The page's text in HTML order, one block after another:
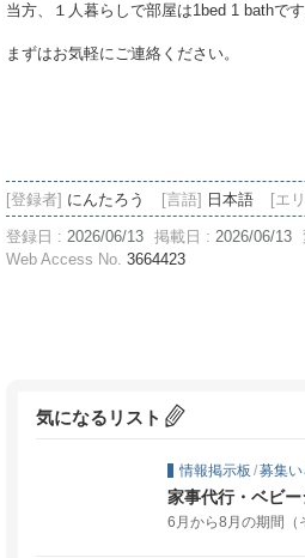
当方、１人暮らしで部屋は1bed 1 bathで
まずはお気軽にご連絡ください。
[登録者] にんたろう [言語] 日本語 [エ
登録日 : 2026/06/13 掲載日 : 2026/06/13
Web Access No. 3664423
気になるリスト
情報掲示板 /募集
家事代行・ベビ
6月から8月の期間（